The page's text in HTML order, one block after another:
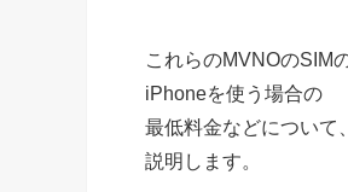
これらのMVNOのSIM
iPhoneを使う場合の
最低料金などについて、
説明します。